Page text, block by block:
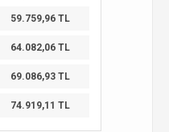
59.759,96 TL
64.082,06 TL
69.086,93 TL
74.919,11 TL